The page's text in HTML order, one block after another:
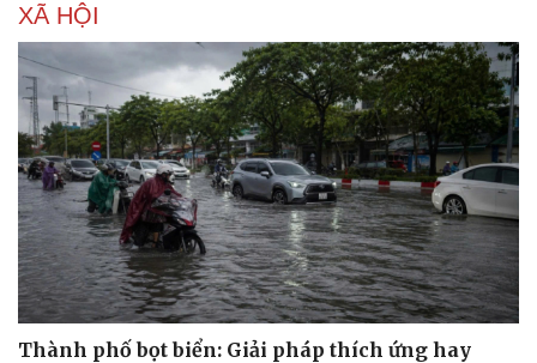
XÃ HỘI
Thành phố bọt biển: Giải pháp thích ứng hay